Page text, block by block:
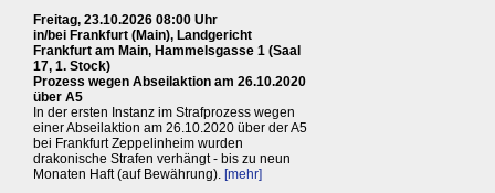
Freitag, 23.10.2026 08:00 Uhr
in/bei Frankfurt (Main), Landgericht
Frankfurt am Main, Hammelsgasse 1 (Saal
17, 1. Stock)
Prozess wegen Abseilaktion am 26.10.2020
über A5
In der ersten Instanz im Strafprozess wegen
einer Abseilaktion am 26.10.2020 über der A5
bei Frankfurt Zeppelinheim wurden
drakonische Strafen verhängt - bis zu neun
Monaten Haft (auf Bewährung). [mehr]